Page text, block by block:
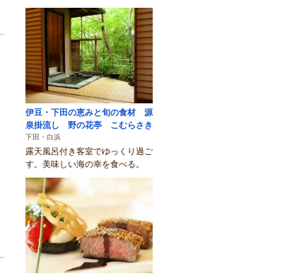
伊豆・下田の恵みと旬の食材 源
泉掛流し 野の花亭 こむらさき
下田・白浜
露天風呂付き客室でゆっくり過ご
す。美味しい海の幸を食べる。